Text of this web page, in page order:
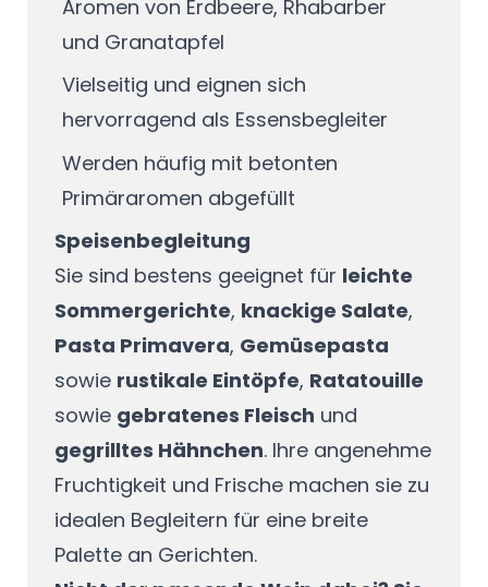
Aromen von Erdbeere, Rhabarber
und Granatapfel
Vielseitig und eignen sich
hervorragend als Essensbegleiter
Werden häufig mit betonten
Primäraromen abgefüllt
Speisenbegleitung
Sie sind bestens geeignet für leichte
Sommergerichte, knackige Salate,
Pasta Primavera, Gemüsepasta
sowie rustikale Eintöpfe, Ratatouille
sowie gebratenes Fleisch und
gegrilltes Hähnchen. Ihre angenehme
Fruchtigkeit und Frische machen sie zu
idealen Begleitern für eine breite
Palette an Gerichten.